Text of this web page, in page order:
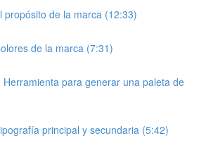
propósito de la marca (12:33)
de la marca (7:31)
Herramienta para generar una paleta de
principal y secundaria (5:42)